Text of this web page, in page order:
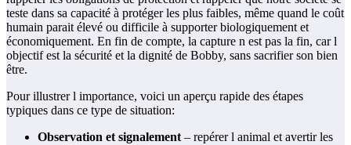
teste dans sa capacité à protéger les plus faibles, même quand le coût
humain parait élevé ou difficile à supporter biologiquement et
économiquement. En fin de compte, la capture n est pas la fin, car l
objectif est la sécurité et la dignité de Bobby, sans sacrifier son bien
être.
Pour illustrer l importance, voici un aperçu rapide des étapes
typiques dans ce type de situation:
Observation et signalement – repérer l animal et avertir les